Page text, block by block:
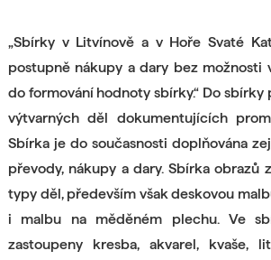
„Sbírky v Litvínově a v Hoře Svaté
postupně nákupy a dary bez možnosti
do formování hodnoty sbírky.“ Do
výtvarných děl dokumentujících
Sbírka je do současnosti doplňována
převody, nákupy a dary. Sbírka obrazů
typy děl, především však deskovou
i malbu na měděném plechu. Ve
zastoupeny kresba, akvarel, kvaše,